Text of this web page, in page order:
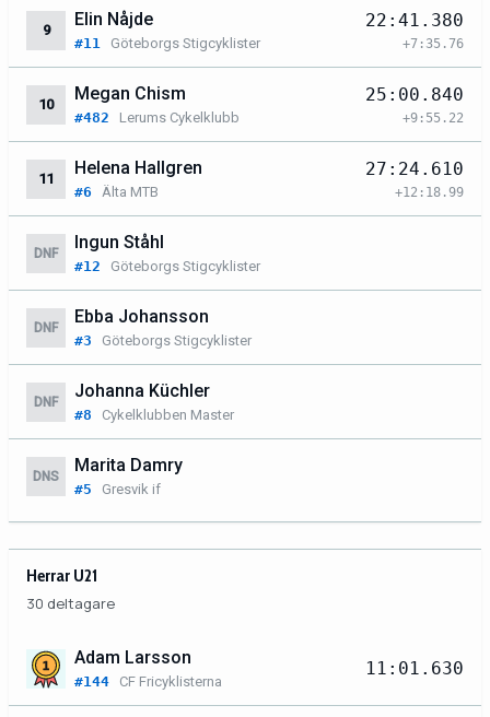
9
Elin Nåjde
#11 Göteborgs Stigcyklister
22:41.380
+7:35.76
10
Megan Chism
#482 Lerums Cykelklubb
25:00.840
+9:55.22
11
Helena Hallgren
#6 Älta MTB
27:24.610
+12:18.99
DNF
Ingun Ståhl
#12 Göteborgs Stigcyklister
DNF
Ebba Johansson
#3 Göteborgs Stigcyklister
DNF
Johanna Küchler
#8 Cykelklubben Master
DNS
Marita Damry
#5 Gresvik if
Herrar U21
30 deltagare
Adam Larsson
#144 CF Fricyklisterna
11:01.630